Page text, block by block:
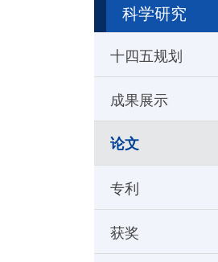
科学研究
十四五规划
成果展示
论文
专利
获奖